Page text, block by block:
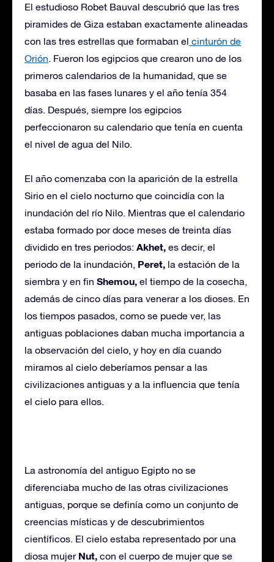
El estudioso Robet Bauval descubrió que las tres
piramides de Giza estaban exactamente alineadas
con las tres estrellas que formaban el cinturón de
Orión. Fueron los egipcios que crearon uno de los
primeros calendarios de la humanidad, que se
basaba en las fases lunares y el año tenía 354
días. Después, siempre los egipcios
perfeccionaron su calendario que tenía en cuenta
el nivel de agua del Nilo.
El año comenzaba con la aparición de la estrella
Sirio en el cielo nocturno que coincidía con la
inundación del río Nilo. Mientras que el calendario
estaba formado por doce meses de treinta días
dividido en tres periodos: Akhet, es decir, el
periodo de la inundación, Peret, la estación de la
siembra y en fin Shemou, el tiempo de la cosecha,
además de cinco días para venerar a los dioses. En
los tiempos pasados, como se puede ver, las
antiguas poblaciones daban mucha importancia a
la observación del cielo, y hoy en día cuando
miramos al cielo deberíamos pensar a las
civilizaciones antiguas y a la influencia que tenía
el cielo para ellos.
La astronomía del antiguo Egipto no se
diferenciaba mucho de las otras civilizaciones
antiguas, porque se definía como un conjunto de
creencias místicas y de descubrimientos
científicos. El cielo estaba representado por una
diosa mujer Nut, con el cuerpo de mujer que se